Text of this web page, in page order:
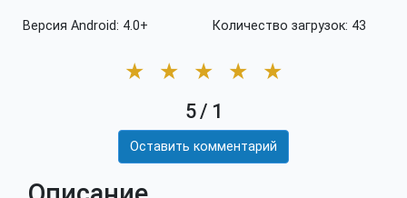
Версия Android: 4.0+ Количество загрузок: 43
★ ★ ★ ★ ★
5/ 1
Оставить комментарий